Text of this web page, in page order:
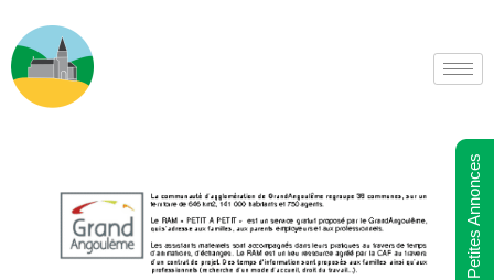
Petites Annonces